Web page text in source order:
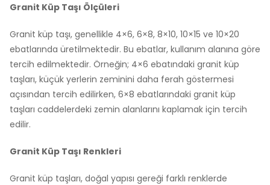
Granit Küp Taşı Ölçüleri
Granit küp taşı, genellikle 4×6, 6×8, 8×10, 10×15 ve 10×20
ebatlarında üretilmektedir. Bu ebatlar, kullanım alanına göre
tercih edilmektedir. Örneğin; 4×6 ebatındaki granit küp
taşları, küçük yerlerin zeminini daha ferah göstermesi
açısından tercih edilirken, 6×8 ebatlarındaki granit küp
taşları caddelerdeki zemin alanlarını kaplamak için tercih
edilir.
Granit Küp Taşı Renkleri
Granit küp taşları, doğal yapısı gereği farklı renklerde